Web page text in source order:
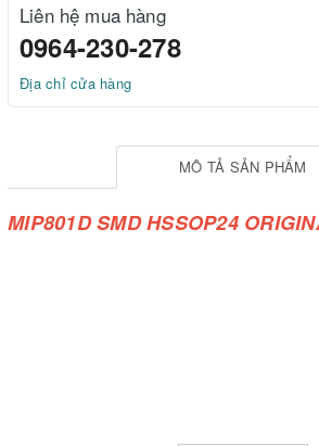
Liên hệ mua hàng
0964-230-278
Địa chỉ cửa hàng
MÔ TẢ SẢN PHẨM
MIP801D SMD HSSOP24